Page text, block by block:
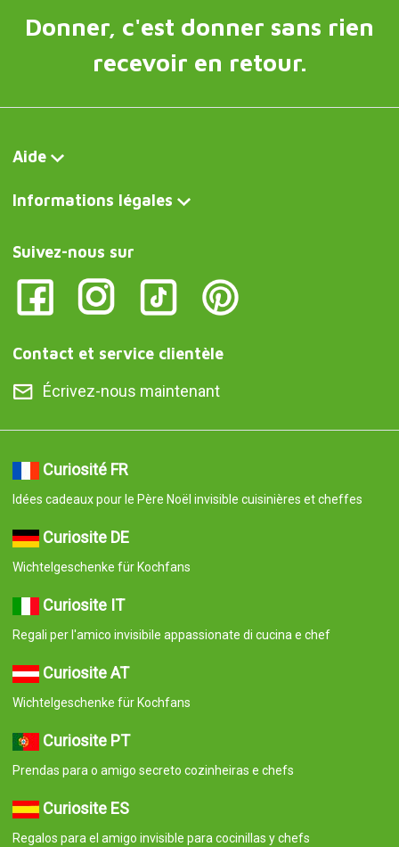
Donner, c'est donner sans rien
recevoir en retour.
Aide
Informations légales
Suivez-nous sur
Contact et service clientèle
Écrivez-nous maintenant
Curiosité FR
Idées cadeaux pour le Père Noël invisible cuisinières et cheffes
Curiosite DE
Wichtelgeschenke für Kochfans
Curiosite IT
Regali per l'amico invisibile appassionate di cucina e chef
Curiosite AT
Wichtelgeschenke für Kochfans
Curiosite PT
Prendas para o amigo secreto cozinheiras e chefs
Curiosite ES
Regalos para el amigo invisible para cocinillas y chefs